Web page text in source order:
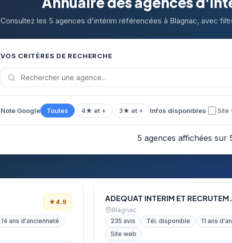
Consultez les 5 agences d'intérim référencées à Blagnac, avec
VOS CRITÈRES DE RECHERCHE
Note Google Toutes 4★ et + 3★ et + Infos disponibles Site
5 agences affichées sur
★4.9
14 ans d'ancienneté
ADEQUAT
Blagnac
235 avis Tél. disponible
11 ans
Site web